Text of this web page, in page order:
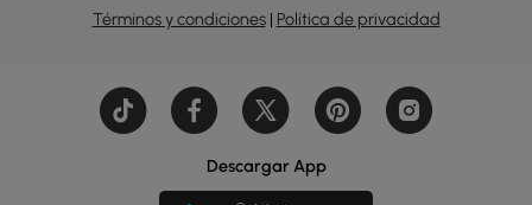
Términos y condiciones| Política de privacidad
Descargar App